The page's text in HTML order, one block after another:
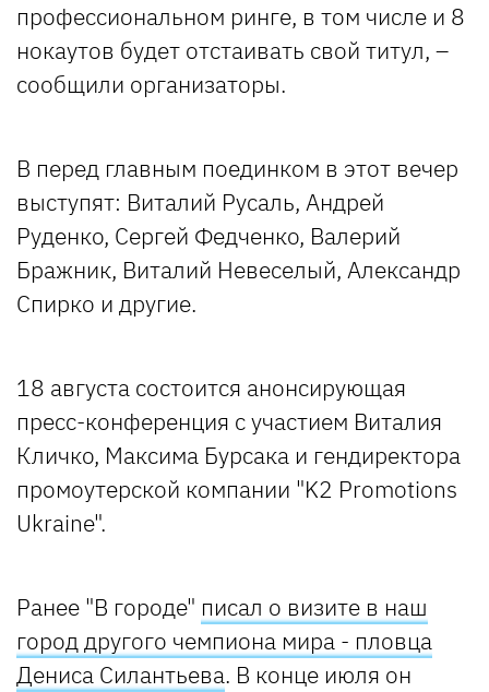
профессиональном ринге, в том числе и 8
нокаутов будет отстаивать свой титул, –
сообщили организаторы.
В перед главным поединком в этот вечер
выступят: Виталий Русаль, Андрей
Руденко, Сергей Федченко, Валерий
Бражник, Виталий Невеселый, Александр
Спирко и другие.
18 августа состоится анонсирующая
пресс-конференция с участием Виталия
Кличко, Максима Бурсака и гендиректора
промоутерской компании "K2 Promotions
Ukraine".
Ранее "В городе" писал о визите в наш
город другого чемпиона мира - пловца
Дениса Силантьева. В конце июля он